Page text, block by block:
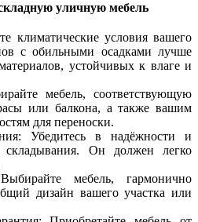
уличную мебель
климатические условия вашего
с обильными осадками лучше
устойчивых к влаге и
мебель, соответствующую
или балкона, а также вашим
для переноски.
Убедитесь в надёжности и
складывания. Он должен легко
мебель, гармонично
дизайн вашего участка или